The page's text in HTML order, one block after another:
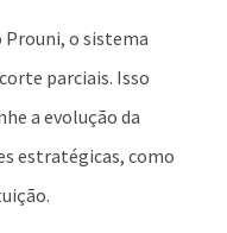
Prouni, o sistema
parciais. Isso
a evolução da
estratégicas, como